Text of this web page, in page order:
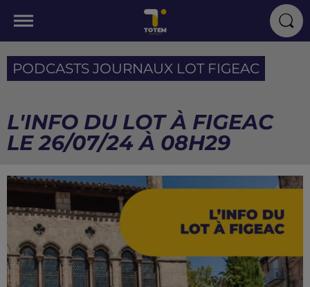
PODCASTS JOURNAUX LOT FIGEAC
L'INFO DU LOT À FIGEAC
LE 26/07/24 À 08H29